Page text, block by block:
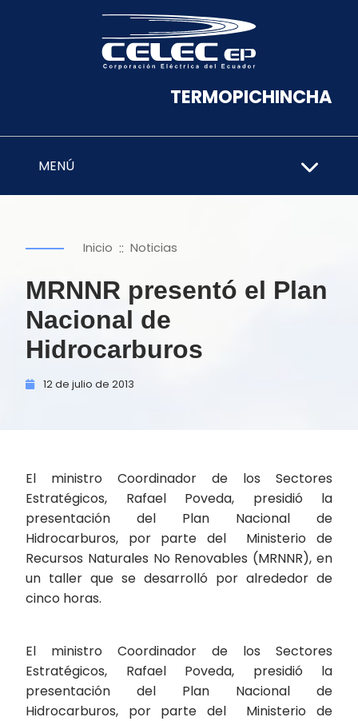
TERMOPICHINCHA
MENÚ
Inicio :: Noticias
MRNNR presentó el Plan
Nacional de
Hidrocarburos
12 de julio de 2013
El ministro Coordinador de los Sectores
Estratégicos, Rafael Poveda, presidió la
presentación del Plan Nacional de
Hidrocarburos, por parte del Ministerio de
Recursos Naturales No Renovables (MRNNR), en
un taller que se desarrolló por alrededor de
cinco horas.
El ministro Coordinador de los Sectores
Estratégicos, Rafael Poveda, presidió la
presentación del Plan Nacional de
Hidrocarburos, por parte del Ministerio de